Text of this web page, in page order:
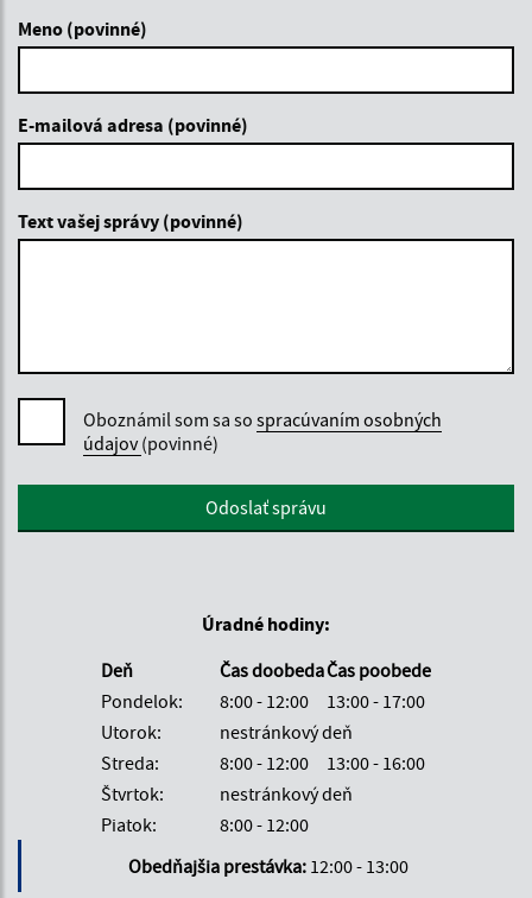
Meno (povinné)
E-mailová adresa (povinné)
Text vašej správy (povinné)
Oboznámil som sa so spracúvaním osobných
údajov(povinné)
Google reCaptcha ResponseOdoslať správu
Úradné hodiny:
Deň
Čas doobedaČas poobede
Pondelok:
8:00 - 12:00
13:00 - 17:00
Utorok:
nestránkový deň
Streda:
8:00 - 12:00
13:00 - 16:00
Štvrtok:
nestránkový deň
Piatok:
8:00 - 12:00
Obedňajšia prestávka: 12:00 - 13:00